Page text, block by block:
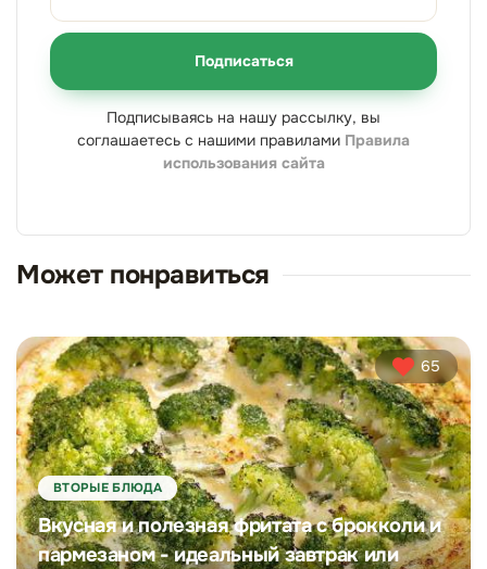
Подписаться
Подписываясь на нашу рассылку, вы
соглашаетесь с нашими правилами Правила
использования сайта
Может понравиться
65
ВТОРЫЕ БЛЮДА
Вкусная и полезная фритата с брокколи и
пармезаном - идеальный завтрак или